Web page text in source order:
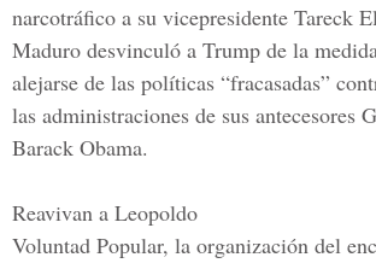
narcotráfico a su vicepresidente Tareck
Maduro desvinculó a Trump de la
alejarse de las políticas “fracasadas”
las administraciones de sus antecesores
Barack Obama.
Reavivan a Leopoldo
Voluntad Popular, la organización del